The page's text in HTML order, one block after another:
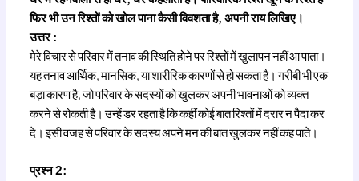
फिर भी उन रिश्तों को खोल पाना कैसी विवशता है, अपनी राय लिखिए।
उत्तर :
मेरे विचार से परिवार में तनाव की स्थिति होने पर रिश्तों में खुलापन नहीं आ पाता।
यह तनाव आर्थिक, मानसिक, या शारीरिक कारणों से हो सकता है। गरीबी भी एक
बड़ा कारण है, जो परिवार के सदस्यों को खुलकर अपनी भावनाओं को व्यक्त
करने से रोकती है। उन्हें डर रहता है कि कहीं कोई बात रिश्तों में दरार न पैदा कर
दे। इसी वजह से परिवार के सदस्य अपने मन की बात खुलकर नहीं कह पाते।
प्रश्न 2: